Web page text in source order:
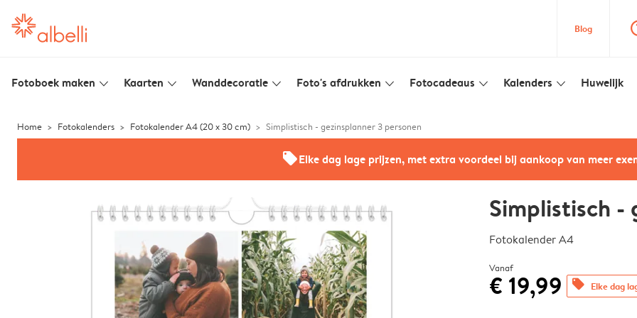
Blog
Fotoboek maken slim_arrow_down Kaarten slim_arrow_down Wanddecoratie slim_arrow_down Foto's afdrukken slim_arrow_down Fotocadeaus slim_arrow_down Kalenders slim_arrow_down Huwelijk
Home Fotokalenders Fotokalender A4 (20 x 30 cm) Simplistisch - gezinsplanner 3 personen
offersElke dag lage prijzen, met extra voordeel bij aankoop van meer
Simplistisch -
Fotokalender A4
Vanaf
€ 19,99 offers Elke dag